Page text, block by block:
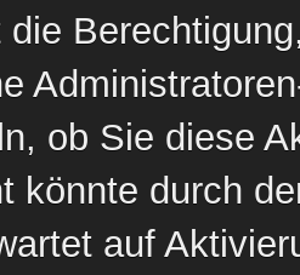
die
ob Sie diese
könnte durch
auf